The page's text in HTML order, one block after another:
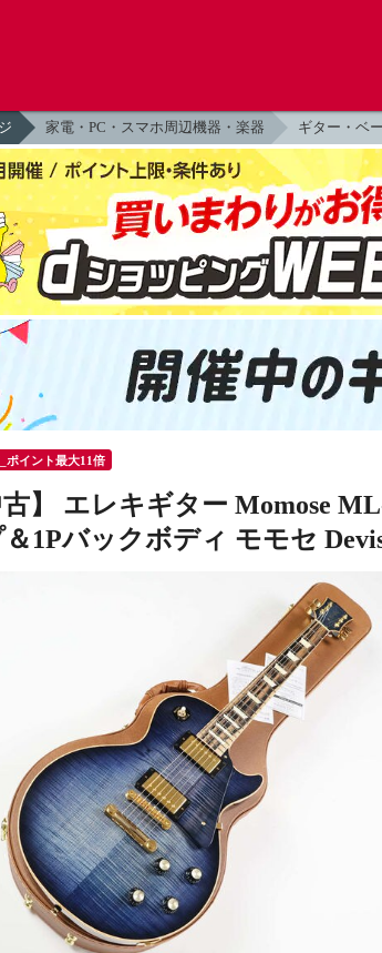
家電・PC・スマホ周辺機器・楽器 ギター・ベ
ポイント最大11倍
古】 エレキギター Momose
＆1Pバックボディ モモセ